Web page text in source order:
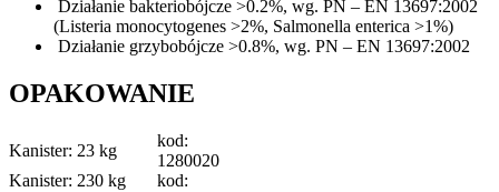
Działanie bakteriobójcze >0.2%, wg. PN – EN 13697:2002
(Listeria monocytogenes >2%, Salmonella enterica >1%)
Działanie grzybobójcze >0.8%, wg. PN – EN 13697:2002
OPAKOWANIE
Kanister: 23 kg
kod:
1280020
Kanister: 230 kg
kod: